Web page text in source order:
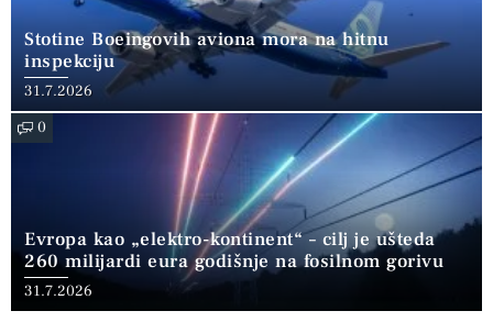
Stotine Boeingovih aviona mora na hitnu
inspekciju
31.7.2026
0
Evropa kao „elektro-kontinent“ – cilj je ušteda
260 milijardi eura godišnje na fosilnom gorivu
31.7.2026